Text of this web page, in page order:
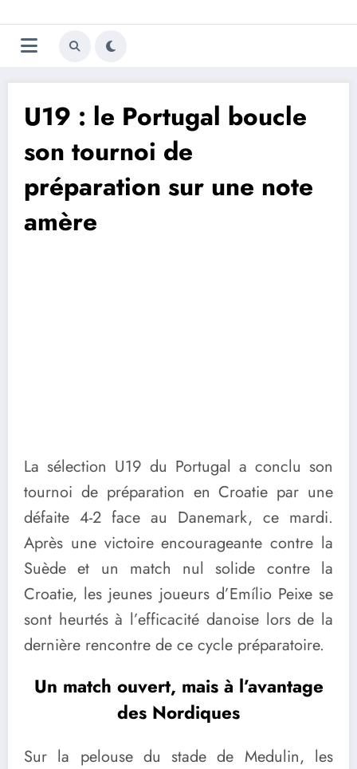
au
contenu
Trivela
L'actualité du football
U19 : le Portugal boucle
son tournoi de
préparation sur une note
amère
La sélection U19 du Portugal a conclu son
tournoi de préparation en Croatie par une
défaite 4-2 face au Danemark, ce mardi.
Après une victoire encourageante contre la
Suède et un match nul solide contre la
Croatie, les jeunes joueurs d’Emílio Peixe se
sont heurtés à l’efficacité danoise lors de la
dernière rencontre de ce cycle préparatoire.
Un match ouvert, mais à l’avantage
des Nordiques
Sur la pelouse du stade de Medulin, les